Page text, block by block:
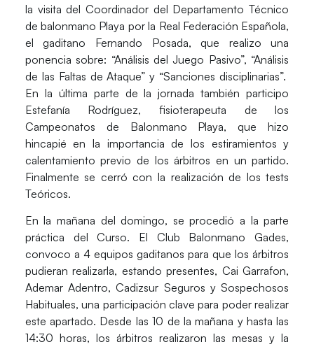
la visita del Coordinador del Departamento Técnico
de balonmano Playa por la Real Federación Española,
el gaditano Fernando Posada, que realizo una
ponencia sobre: “Análisis del Juego Pasivo”, “Análisis
de las Faltas de Ataque” y “Sanciones disciplinarias”.
En la última parte de la jornada también participo
Estefanía Rodríguez, fisioterapeuta de los
Campeonatos de Balonmano Playa, que hizo
hincapié en la importancia de los estiramientos y
calentamiento previo de los árbitros en un partido.
Finalmente se cerró con la realización de los tests
Teóricos.
En la mañana del domingo, se procedió a la parte
práctica del Curso. El Club Balonmano Gades,
convoco a 4 equipos gaditanos para que los árbitros
pudieran realizarla, estando presentes, Cai Garrafon,
Ademar Adentro, Cadizsur Seguros y Sospechosos
Habituales, una participación clave para poder realizar
este apartado. Desde las 10 de la mañana y hasta las
14:30 horas, los árbitros realizaron las mesas y la